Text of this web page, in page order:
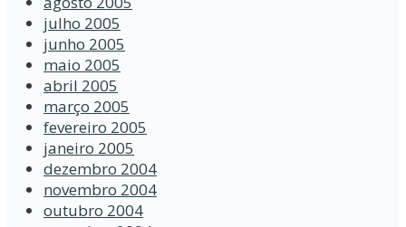
julho 2005
junho 2005
maio 2005
abril 2005
março 2005
fevereiro 2005
janeiro 2005
dezembro 2004
novembro 2004
outubro 2004